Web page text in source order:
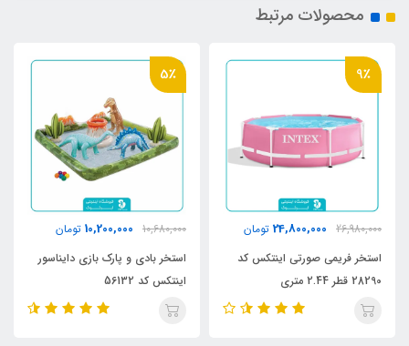
محصولات مرتبط
9٪
26,980,000
24,800,000 تومان
استخر فریمی صورتی اینتکس کد
28290 قطر 2.44 متری
5٪
10,680,000
10,200,000 تومان
استخر بادی و پارک بازی دایناسور
اینتکس کد 56132